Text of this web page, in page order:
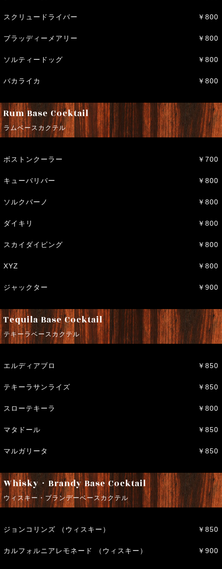
スクリュードライバー ￥800
ブラッディーメアリー ￥800
ソルティードッグ ￥800
バカライカ ￥800
Rum Base Cocktail
ラムベースカクテル
ボストンクーラー ￥700
キューバリバー ￥800
ソルクバーノ ￥800
ダイキリ ￥800
スカイダイビング ￥800
XYZ ￥800
ジャックター ￥900
Tequila Base Cocktail
テキーラベースカクテル
エルディアブロ ￥850
テキーラサンライズ ￥850
スローテキーラ ￥800
マタドール ￥850
マルガリータ ￥850
Whisky・Brandy Base Cocktail
ウィスキー・ブランデーベースカクテル
ジョンコリンズ （ウィスキー） ￥850
カルフォルニアレモネード （ウィスキー） ￥900